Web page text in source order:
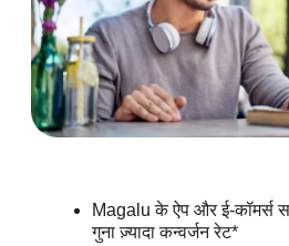
Magalu के ऐप और ई-कॉमर्स
गुना ज़्यादा कन्वर्जन रेट*